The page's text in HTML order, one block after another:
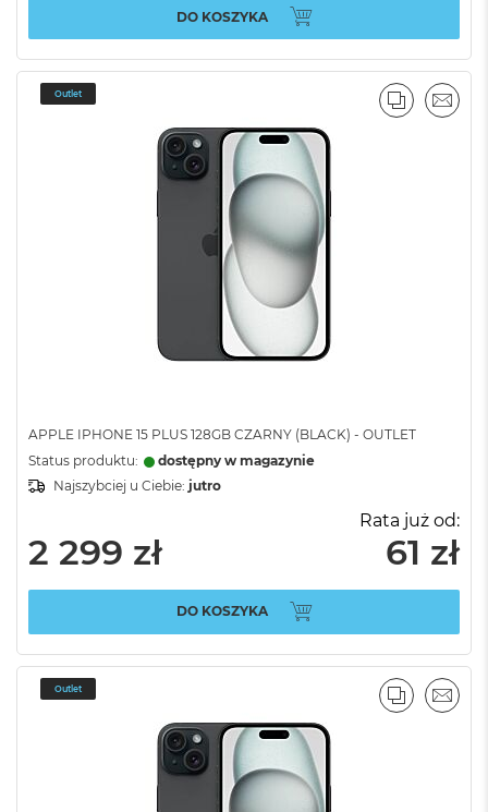
DO KOSZYKA
Outlet
APPLE IPHONE 15 PLUS 128GB CZARNY (BLACK) - OUTLET
Status produktu:
dostępny w magazynie
Najszybciej u Ciebie: jutro
2 299 zł
Rata już od:
61 zł
DO KOSZYKA
Outlet